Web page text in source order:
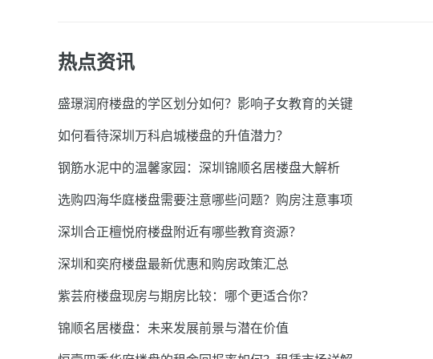
热点资讯
盛璟润府楼盘的学区划分如何？影响子女教育的关键
如何看待深圳万科启城楼盘的升值潜力？
钢筋水泥中的温馨家园：深圳锦顺名居楼盘大解析
选购四海华庭楼盘需要注意哪些问题？购房注意事项
深圳合正檀悦府楼盘附近有哪些教育资源？
深圳和奕府楼盘最新优惠和购房政策汇总
紫芸府楼盘现房与期房比较：哪个更适合你？
锦顺名居楼盘：未来发展前景与潜在价值